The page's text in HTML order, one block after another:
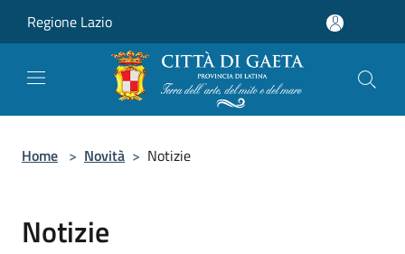
Regione Lazio
Home > Novità > Notizie
Notizie